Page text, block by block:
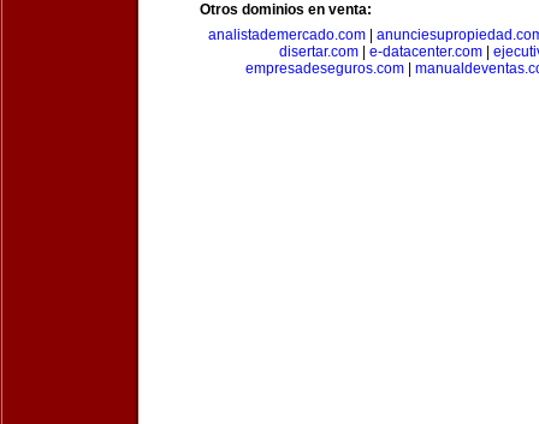
Otros dominios en venta:
analistademercado.com
disertar.com| e-datacenter.com|
empresadeseguros.com